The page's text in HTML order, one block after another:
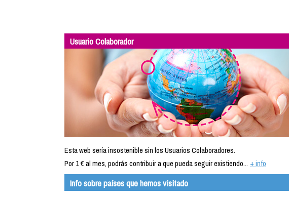
Usuario Colaborador
Esta web sería insostenible sin los Usuarios Colaboradores.
Por 1 € al mes, podrás contribuir a que pueda seguir existiendo... + info
Info sobre países que hemos visitado